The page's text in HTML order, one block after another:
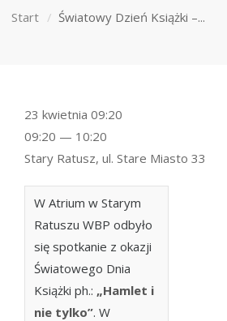
Start Światowy Dzień Książki –...
W Atrium w Starym
Ratuszu WBP odbyło
się spotkanie z okazji
Światowego Dnia
Książki ph.: „Hamlet i
nie tylko”. W
23 kwietnia 09:20
09:20 — 10:20
Stary Ratusz, ul. Stare Miasto 33